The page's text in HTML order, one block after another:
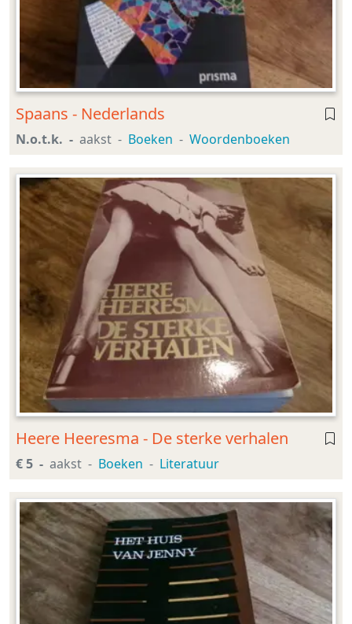
Spaans - Nederlands
N.o.t.k. aakst Boeken Woordenboeken
Heere Heeresma - De sterke verhalen
€ 5 aakst Boeken Literatuur